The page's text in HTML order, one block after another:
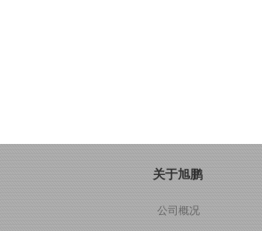
关于旭鹏
公司概况